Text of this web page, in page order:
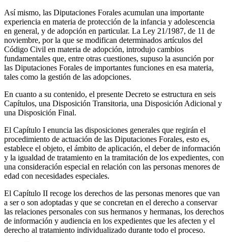
Así mismo, las Diputaciones Forales acumulan una importante
experiencia en materia de protección de la infancia y adolescencia
en general, y de adopción en particular. La Ley 21/1987, de 11 de
noviembre, por la que se modifican determinados artículos del
Código Civil en materia de adopción, introdujo cambios
fundamentales que, entre otras cuestiones, supuso la asunción por
las Diputaciones Forales de importantes funciones en esa materia,
tales como la gestión de las adopciones.
En cuanto a su contenido, el presente Decreto se estructura en seis
Capítulos, una Disposición Transitoria, una Disposición Adicional y
una Disposición Final.
El Capítulo I enuncia las disposiciones generales que regirán el
procedimiento de actuación de las Diputaciones Forales, esto es,
establece el objeto, el ámbito de aplicación, el deber de información
y la igualdad de tratamiento en la tramitación de los expedientes, con
una consideración especial en relación con las personas menores de
edad con necesidades especiales.
El Capítulo II recoge los derechos de las personas menores que van
a ser o son adoptadas y que se concretan en el derecho a conservar
las relaciones personales con sus hermanos y hermanas, los derechos
de información y audiencia en los expedientes que les afecten y el
derecho al tratamiento individualizado durante todo el proceso.